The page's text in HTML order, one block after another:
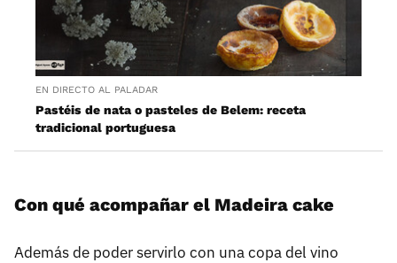
EN DIRECTO AL PALADAR
Pastéis de nata o pasteles de Belem: receta
tradicional portuguesa
Con qué acompañar el Madeira cake
Además de poder servirlo con una copa del vino